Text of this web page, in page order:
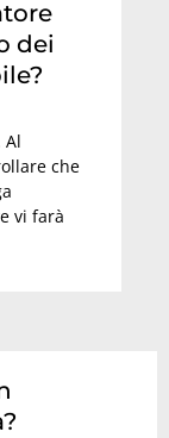
dei
Al
che
vi farà